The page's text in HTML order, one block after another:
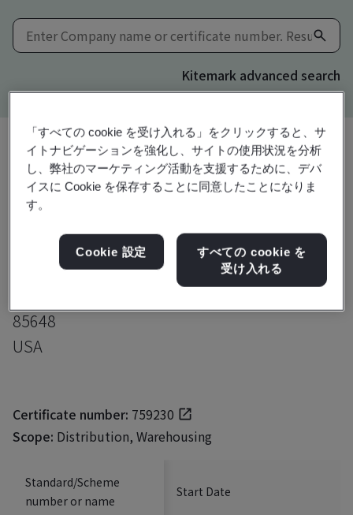
Kitemark advanced search
共有: アップグレード
Molex, LLC
903 East Frontage Road
85648
USA
Certificate number: 759230
Scope: Distribution, Warehousing
Standard/Scheme
number or name
Start Date
「すべての cookie を受け入れる」をクリックすると、サ
イトナビゲーションを強化し、サイトの使用状況を分析
し、弊社のマーケティング活動を支援するために、デバ
イスに Cookie を保存することに同意したことになりま
す。
Cookie 設定
すべての cookie を
受け入れる